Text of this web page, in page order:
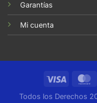
Garantías
Mi cuenta
Todos los Derechos